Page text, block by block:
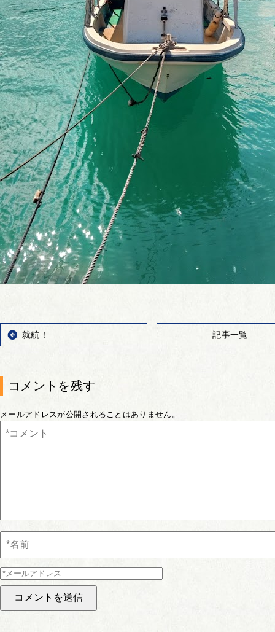
就航！ 記事一覧
コメントを残す
メールアドレスが公開されることはありません。